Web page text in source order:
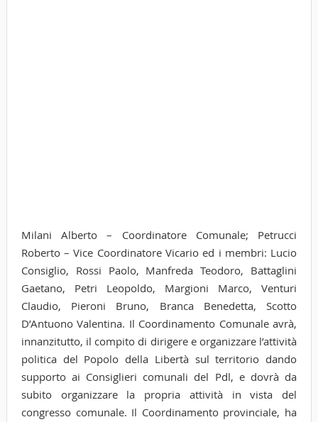
Milani Alberto – Coordinatore Comunale; Petrucci
Roberto – Vice Coordinatore Vicario ed i membri: Lucio
Consiglio, Rossi Paolo, Manfreda Teodoro, Battaglini
Gaetano, Petri Leopoldo, Margioni Marco, Venturi
Claudio, Pieroni Bruno, Branca Benedetta, Scotto
D’Antuono Valentina. Il Coordinamento Comunale avrà,
innanzitutto, il compito di dirigere e organizzare l’attività
politica del Popolo della Libertà sul territorio dando
supporto ai Consiglieri comunali del Pdl, e dovrà da
subito organizzare la propria attività in vista del
congresso comunale. Il Coordinamento provinciale, ha